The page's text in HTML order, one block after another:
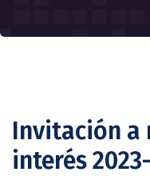
Invitación a
interés